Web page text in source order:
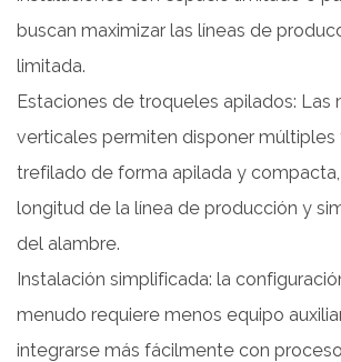
8.
Mantenimiento
reducido
y
vida
más
larga
del
equipo
9
buscan maximizar las líneas de
limitada.
Estaciones de troqueles apilados: Las
verticales permiten disponer
trefilado de forma apilada y
longitud de la línea de producción y
del alambre.
Instalación simplificada: la
menudo requiere menos equipo
integrarse más fácilmente con